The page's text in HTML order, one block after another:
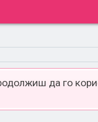
да го